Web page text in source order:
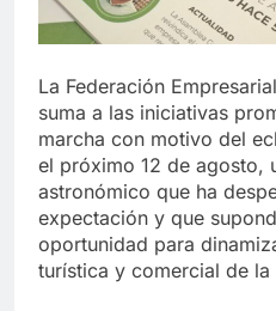
La Federación
suma a las iniciativas
marcha con motivo del
el próximo 12 de agosto,
astronómico que ha
expectación y que
oportunidad para
turística y comercial de